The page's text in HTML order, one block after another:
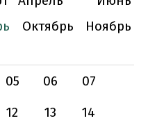
Октябрь
Ноябрь
05 06
07
12 13
14